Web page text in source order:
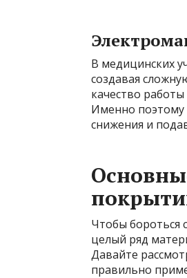
В медицинских
создавая
качество
Именно поэтому
снижения и
Чтобы бороться
целый ряд
Давайте
правильно